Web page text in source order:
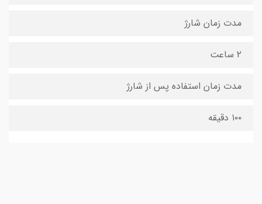
مدت زمان شارژ
۲ ساعت
مدت زمان استفاده پس از شارژ
۱۰۰ دقیقه